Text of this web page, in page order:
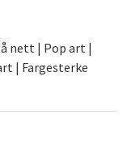
nett | Pop art |
| Fargesterke